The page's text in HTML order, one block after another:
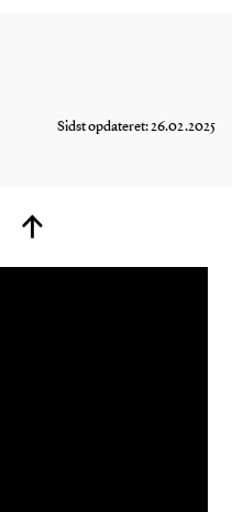
Sidst opdateret: 26.02.2025